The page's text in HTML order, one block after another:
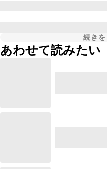
続き
あわせて読みたい